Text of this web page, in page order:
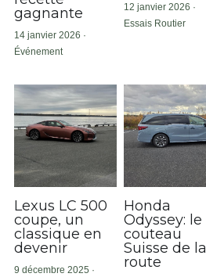
gagnante
14 janvier 2026 ·
Événement
12 janvier 2026 ·
Essais Routier
Lexus LC 500
coupe, un
classique en
devenir
9 décembre 2025 ·
Honda
Odyssey: le
couteau
Suisse de la
route